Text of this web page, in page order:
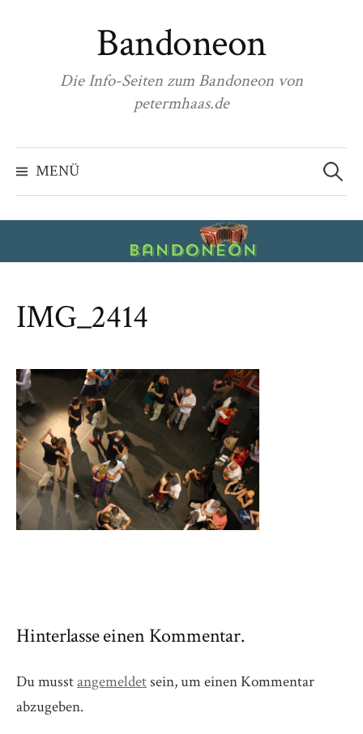
Bandoneon
Die Info-Seiten zum Bandoneon von
petermhaas.de
MENÜ
Suchen
nach:
IMG_2414
Hinterlasse einen Kommentar.
Du musstangemeldetsein, um einen Kommentar
abzugeben.